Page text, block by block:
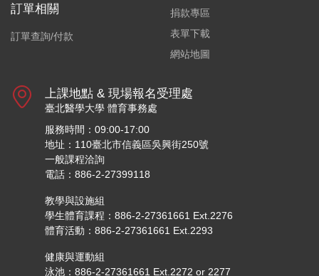
訂單相關
訂單查詢/付款
捐款專區
表單下載
網站地圖
上課地點 & 現場報名受理處
臺北醫學大學 體育事務處
服務時間：09:00-17:00
地址：110臺北市信義區吳興街250號
一般課程洽詢
電話：886-2-27399118
教學與設施組
學生體育課程：886-2-27361661 Ext.2276
體育活動：886-2-27361661 Ext.2293
健康與運動組
泳池：886-2-27361661 Ext.2272 or 2277